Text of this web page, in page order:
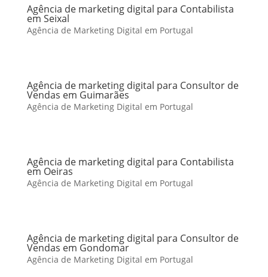
Agência de marketing digital para Contabilista
em Seixal
Agência de Marketing Digital em Portugal
Agência de marketing digital para Consultor de
Vendas em Guimarães
Agência de Marketing Digital em Portugal
Agência de marketing digital para Contabilista
em Oeiras
Agência de Marketing Digital em Portugal
Agência de marketing digital para Consultor de
Vendas em Gondomar
Agência de Marketing Digital em Portugal